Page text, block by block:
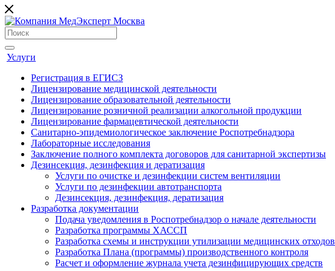
Услуги
Регистрация в ЕГИСЗ
Лицензирование медицинской деятельности
Лицензирование образовательной деятельности
Лицензирование розничной реализации алкогольной продукции
Лицензирование фармацевтической деятельности
Санитарно-эпидемиологическое заключение Роспотребнадзора
Лабораторные исследования
Заключение полного комплекта договоров для санитарной экспертизы
Дезинсекция, дезинфекция и дератизация
Услуги по очистке и дезинфекции систем вентиляции
Услуги по дезинфекции автотранспорта
Дезинсекция, дезинфекция, дератизация
Разработка документации
Подача уведомления в Роспотребнадзор о начале деятельности
Разработка программы ХАССП
Разработка схемы и инструкции утилизации медицинских отходов
Разработка Плана (программы) производственного контроля
Расчет и оформление журнала учета дезинфицирующих средств